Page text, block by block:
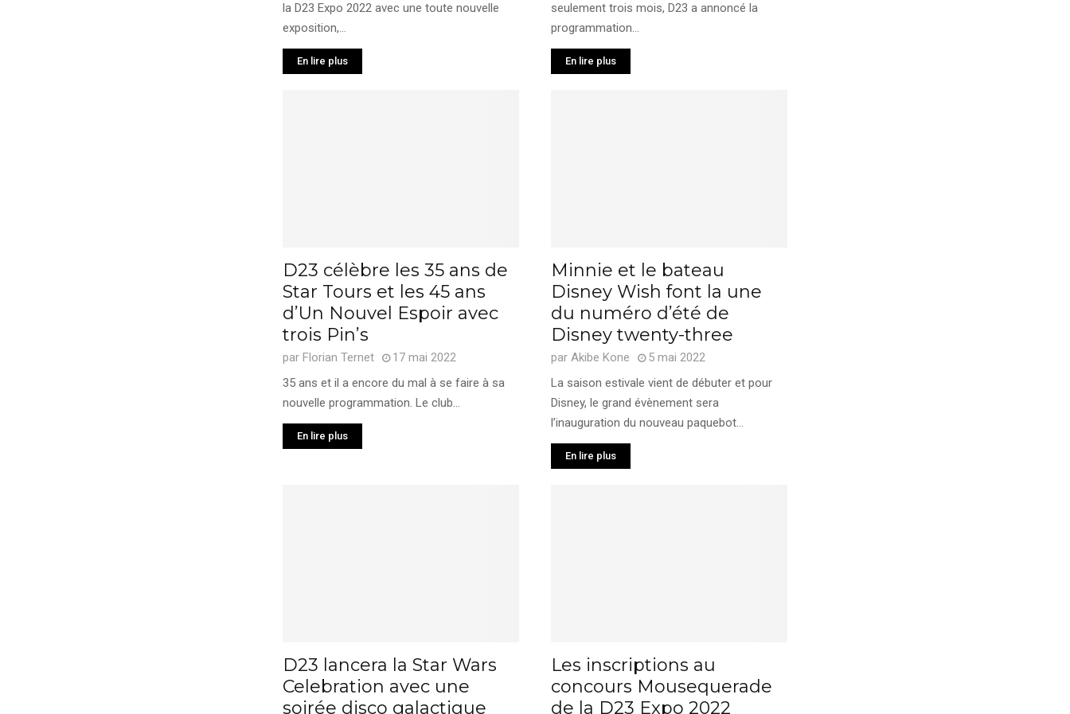
la D23 Expo 2022 avec une toute nouvelle
exposition,...
En lire plus
seulement trois mois, D23 a annoncé la
programmation...
En lire plus
D23 célèbre les 35 ans de
Star Tours et les 45 ans
d’Un Nouvel Espoir avec
trois Pin’s
par Florian Ternet
17 mai 2022
35 ans et il a encore du mal à se faire à sa
nouvelle programmation. Le club...
En lire plus
Minnie et le bateau
Disney Wish font la une
du numéro d’été de
Disney twenty-three
par Akibe Kone
5 mai 2022
La saison estivale vient de débuter et pour
Disney, le grand évènement sera
l’inauguration du nouveau paquebot...
En lire plus
D23 lancera la Star Wars
Celebration avec une
soirée disco galactique
Les inscriptions au
concours Mousequerade
de la D23 Expo 2022